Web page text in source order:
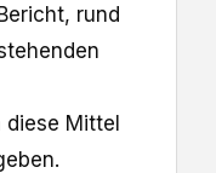
rund
diese Mittel